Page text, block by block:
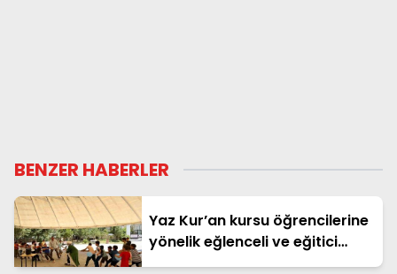
BENZER HABERLER
Yaz Kur’an kursu öğrencilerine
yönelik eğlenceli ve eğitici
etkinlik